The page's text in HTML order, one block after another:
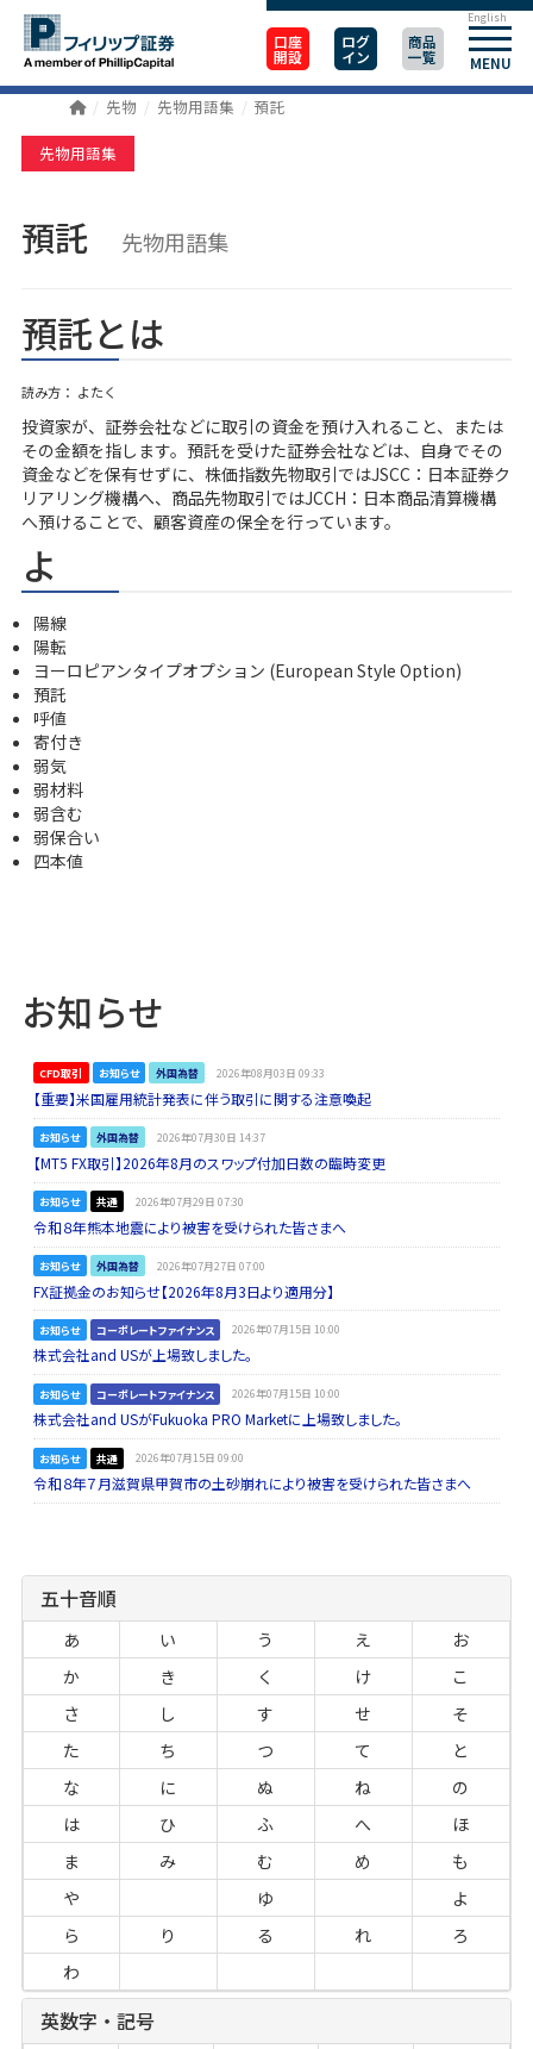
口座
開設
ログ
イン
商品
一覧 MENU
English
先物 先物用語集 預託
先物用語集
預託 先物用語集
預託とは
読み方： よたく
投資家が、証券会社などに取引の資金を預け入れること、または
その金額を指します。預託を受けた証券会社などは、自身でその
資金などを保有せずに、株価指数先物取引ではJSCC：日本証券ク
リアリング機構へ、商品先物取引ではJCCH：日本商品清算機構
へ預けることで、顧客資産の保全を行っています。
よ
陽線
陽転
ヨーロピアンタイプオプション (European Style Option)
預託
呼値
寄付き
弱気
弱材料
弱含む
弱保合い
四本値
お知らせ
CFD取引 お知らせ 外国為替 2026年08月03日 09:33
【重要】米国雇用統計発表に伴う取引に関する注意喚起
お知らせ 外国為替 2026年07月30日 14:37
【MT5 FX取引】2026年8月のスワップ付加日数の臨時変更
お知らせ 共通 2026年07月29日 07:30
令和８年熊本地震により被害を受けられた皆さまへ
お知らせ 外国為替 2026年07月27日 07:00
FX証拠金のお知らせ【2026年8月3日より適用分】
お知らせ コーポレートファイナンス 2026年07月15日 10:00
株式会社and USが上場致しました。
お知らせ コーポレートファイナンス 2026年07月15日 10:00
株式会社and USがFukuoka PRO Marketに上場致しました。
お知らせ 共通 2026年07月15日 09:00
令和８年７月滋賀県甲賀市の土砂崩れにより被害を受けられた皆さまへ
五十音順
あ い う え
お
か
き く け
こ
さ
し す せ
そ
た
ち つ て
と
な
に ぬ ね
の
は
ひ ふ へ
ほ
ま
み む め
も
や
ゆ
よ
ら
り る れ
ろ
わ
英数字・記号